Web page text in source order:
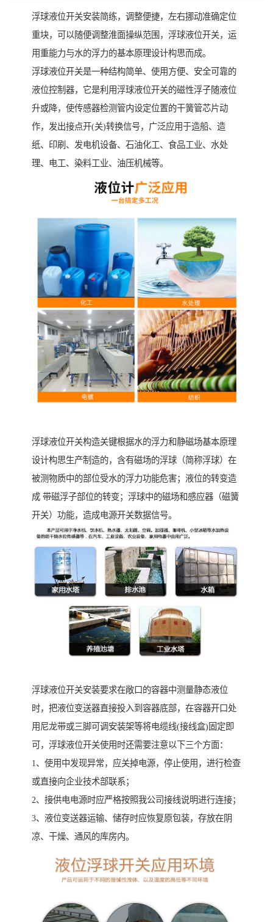
浮球液位开关安装简练，调整便捷，左右挪动准确定位
重块，可以随便调整淮面操纵范围，浮球液位开关，运
用重能力与水的浮力的基本原理设计构思而成。
浮球液位开关是一种结构简单、使用方便、安全可靠的
液位控制器，它是利用浮球液位开关的磁性浮子随液位
升或降，使传感器检测管内设定位置的干簧管芯片动
作，发出接点开(关)转换信号，广泛应用于造船、造
纸、印刷、发电机设备、石油化工、食品工业、水处
理、电工、染料工业、油压机械等。
浮球液位开关构造关键根据水的浮力和静磁场基本原理
设计构思生产制造的，含有磁场的浮球（简称浮球）在
被测物质中的部位受水的浮力功能危害；液位的转变造
成 带磁浮子部位的转变；浮球中的磁场和感应器（磁簧
开关）功能，造成电源开关数据信号。
浮球液位开关安装要求在敞口的容器中测量静态液位
时，把液位变送器直接投入到容器底部，在容器开口处
用尼龙带或三脚可调安装架等将电缆线(接线盒)固定即
可，浮球液位开关使用时还需要注意以下三个方面：
1、使用中发现异常，应关掉电源，停止使用，进行检查
或直接向企业技术部联系；
2、接供电电源时应严格按照我公司接线说明进行连接；
3、液位变送器运输、储存时应恢复原包装，存放在阴
凉、干燥、通风的库房内。